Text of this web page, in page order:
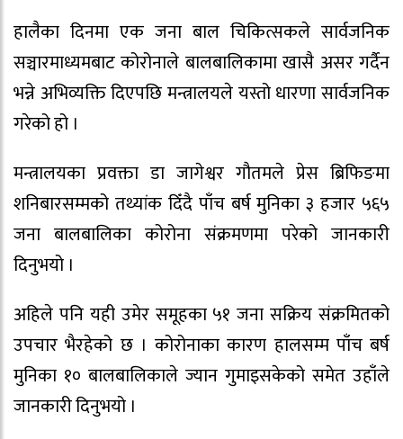
हालैका दिनमा एक जना बाल चिकित्सकले सार्वजनिक
सञ्चारमाध्यमबाट कोरोनाले बालबालिकामा खासै असर गर्दैन
भन्ने अभिव्यक्ति दिएपछि मन्त्रालयले यस्तो धारणा सार्वजनिक
गरेको हो ।
मन्त्रालयका प्रवक्ता डा जागेश्वर गौतमले प्रेस ब्रिफिङमा
शनिबारसम्मको तथ्यांक दिँदै पाँच बर्ष मुनिका ३ हजार ५६५
जना बालबालिका कोरोना संक्रमणमा परेको जानकारी
दिनुभयो ।
अहिले पनि यही उमेर समूहका ५१ जना सक्रिय संक्रमितको
उपचार भैरहेको छ । कोरोनाका कारण हालसम्म पाँच बर्ष
मुनिका १० बालबालिकाले ज्यान गुमाइसकेको समेत उहाँले
जानकारी दिनुभयो ।